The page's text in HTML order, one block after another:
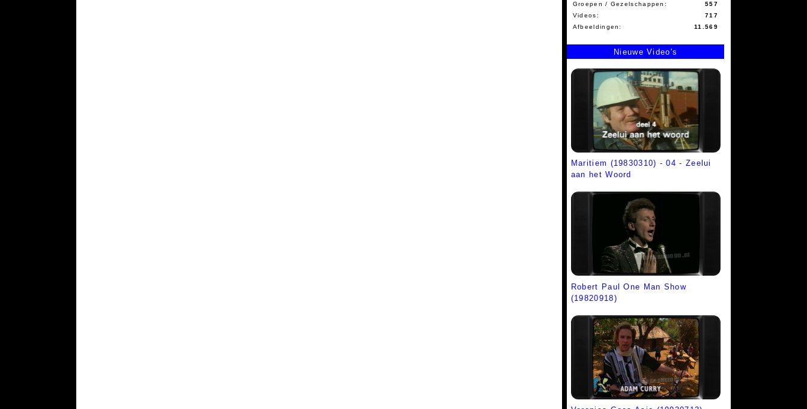
Groepen / Gezelschappen:
557
Videos:
717
Afbeeldingen:
11.569
Nieuwe Video's
Maritiem (19830310) - 04 - Zeelui
aan het Woord
Robert Paul One Man Show
(19820918)